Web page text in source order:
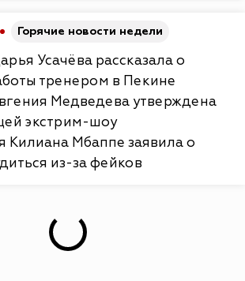
Горячие новости недели
Усачёва рассказала о
тренером в Пекине
Медведева утверждена
экстрим-шоу
Килиана Мбаппе заявила о
из-за фейков